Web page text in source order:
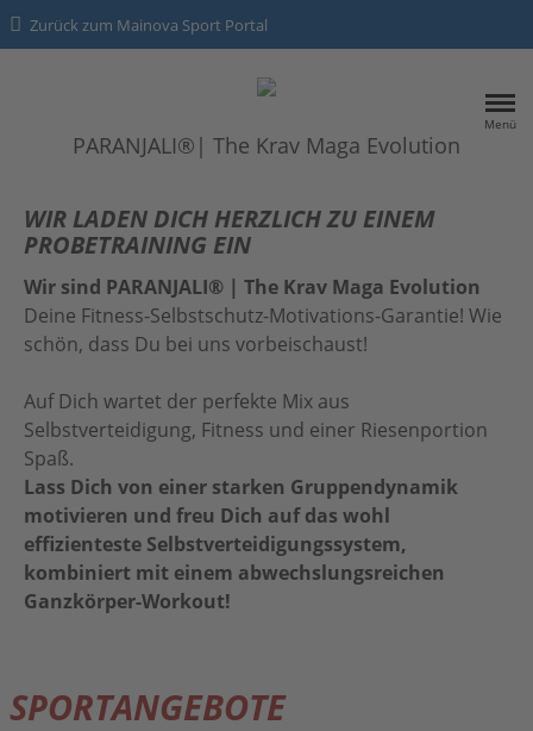
Zurück zum Mainova Sport Portal
Menü
PARANJALI®| The Krav Maga Evolution
HOME
SPORTANGEBOTE
Kontakt
Impressum
WIR LADEN DICH HERZLICH ZU EINEM
PROBETRAINING EIN
Wir sind PARANJALI® | The Krav Maga Evolution
Deine Fitness-Selbstschutz-Motivations-Garantie! Wie
schön, dass Du bei uns vorbeischaust!
Auf Dich wartet der perfekte Mix aus
Selbstverteidigung, Fitness und einer Riesenportion
Spaß.
Lass Dich von einer starken Gruppendynamik
motivieren und freu Dich auf das wohl
effizienteste Selbstverteidigungssystem,
kombiniert mit einem abwechslungsreichen
Ganzkörper-Workout!
SPORTANGEBOTE